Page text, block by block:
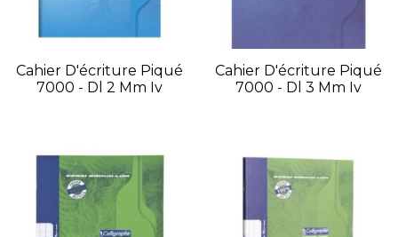
Cahier D'écriture Piqué
7000 - Dl 2 Mm Iv
Cahier D'écriture Piqué
7000 - Dl 3 Mm Iv